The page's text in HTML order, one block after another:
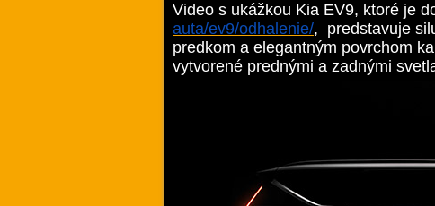
Video s ukážkou Kia EV9, ktoré je
auta/ev9/odhalenie/, predstavuje
predkom a elegantným povrchom
vytvorené prednými a zadnými